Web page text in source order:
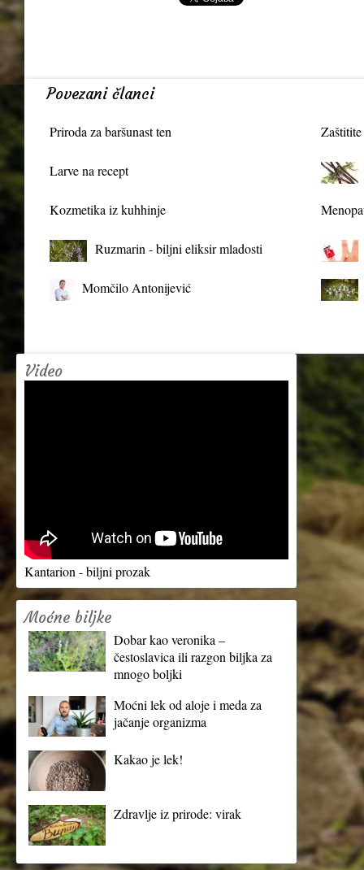
Povezani članci
Priroda za baršunast ten
Larve na recept
Kozmetika iz kuhhinje
Ruzmarin - biljni eliksir mladosti
Momčilo Antonijević
Video
Kantarion - biljni prozak
Moćne biljke
Dobar kao veronika –
čestoslavica ili razgon biljka za
mnogo boljki
Moćni lek od aloje i meda za
jačanje organizma
Kakao je lek!
Zdravlje iz prirode: virak